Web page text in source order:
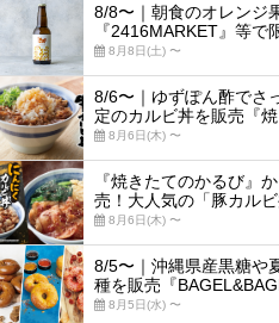
8/8〜｜朝食のオレンジ
『2416MARKET』等で
8月8日(土) 〜
8/6〜｜ゆずぽん酢でさ
定のカルビ丼を販売『焼
8月6日(木) 〜
『焼きたてのかるび』
売！大人気の「豚カル
8月6日(木) 〜
8/5〜｜沖縄県産黒糖や
種を販売『
8月5日(水) 〜